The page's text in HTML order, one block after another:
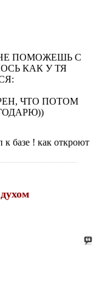
ПОМОЖЕШЬ С
КАК У ТЯ
ЧТО ПОТОМ
к базе ! как откроют